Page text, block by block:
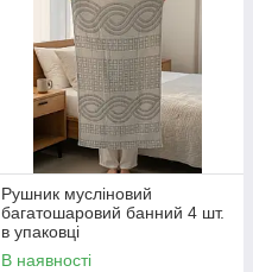
Рушник мусліновий
багатошаровий банний 4 шт.
в упаковці
В наявності